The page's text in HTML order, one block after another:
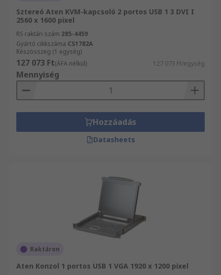
Sztereó Aten KVM-kapcsoló 2 portos USB 1 3 DVI I
2560 x 1600 pixel
RS raktári szám 285-4459
Gyártó cikkszáma CS1782A
Részösszeg (1 egység)
127 073 Ft(ÁFA nélkül) 127 073 Ft/egység
Mennyiség
Hozzáadás
Datasheets
Raktáron
Aten Konzol 1 portos USB 1 VGA 1920 x 1200 pixel